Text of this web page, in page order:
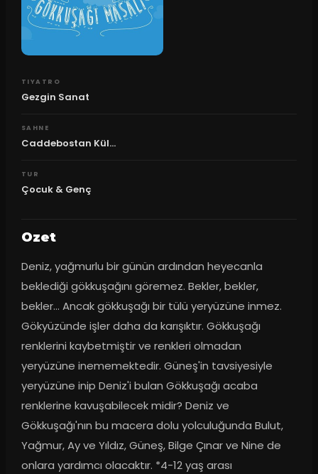
TIYATRO
Gezgin Sanat
SAHNE
Caddebostan Kül...
TUR
Çocuk & Genç
Ozet
Deniz, yağmurlu bir günün ardından heyecanla
beklediği gökkuşağını göremez. Bekler, bekler,
bekler... Ancak gökkuşağı bir tülü yeryüzüne inmez.
Gökyüzünde işler daha da karışıktır. Gökkuşağı
renklerini kaybetmiştir ve renkleri olmadan
yeryüzüne inememektedir. Güneş'in tavsiyesiyle
yeryüzüne inip Deniz'i bulan Gökkuşağı acaba
renklerine kavuşabilecek midir? Deniz ve
Gökkuşağı'nın bu macera dolu yolculuğunda Bulut,
Yağmur, Ay ve Yıldız, Güneş, Bilge Çınar ve Nine de
onlara yardımcı olacaktır. *4-12 yaş arası